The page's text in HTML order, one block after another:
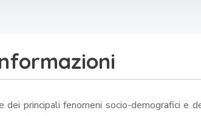
dei principali fenomeni socio-demografici